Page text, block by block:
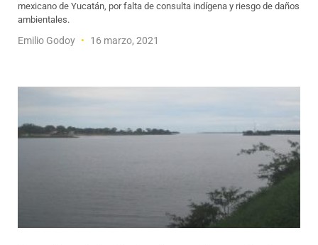
mexicano de Yucatán, por falta de consulta indígena y riesgo de daños
ambientales.
Emilio Godoy 16 marzo, 2021